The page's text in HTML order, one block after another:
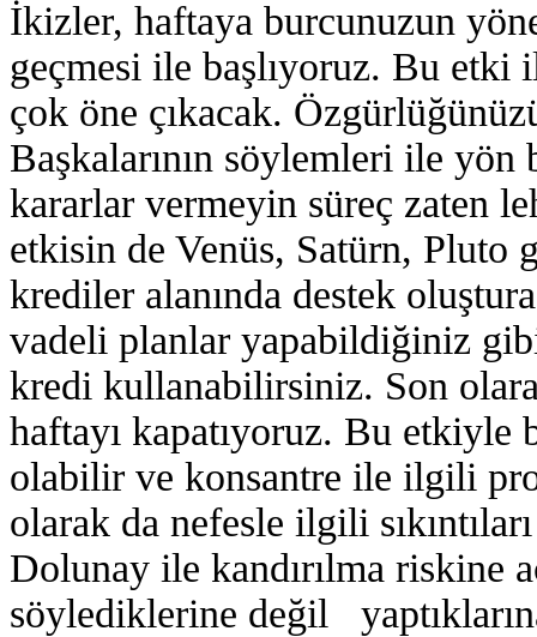
İkizler, haftaya burcunuzun
geçmesi ile başlıyoruz. Bu
çok öne çıkacak.
Başkalarının söylemleri ile
kararlar vermeyin süreç zaten
etkisin de Venüs, Satürn, Pluto
krediler alanında destek
vadeli planlar yapabildiğiniz
kredi kullanabilirsiniz. Son
haftayı kapatıyoruz. Bu
olabilir ve konsantre ile ilgili
olarak da nefesle ilgili
Dolunay ile kandırılma riskine
söylediklerine değil